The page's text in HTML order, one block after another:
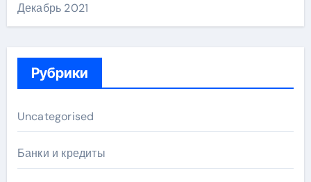
Декабрь 2021
Рубрики
Uncategorised
Банки и кредиты